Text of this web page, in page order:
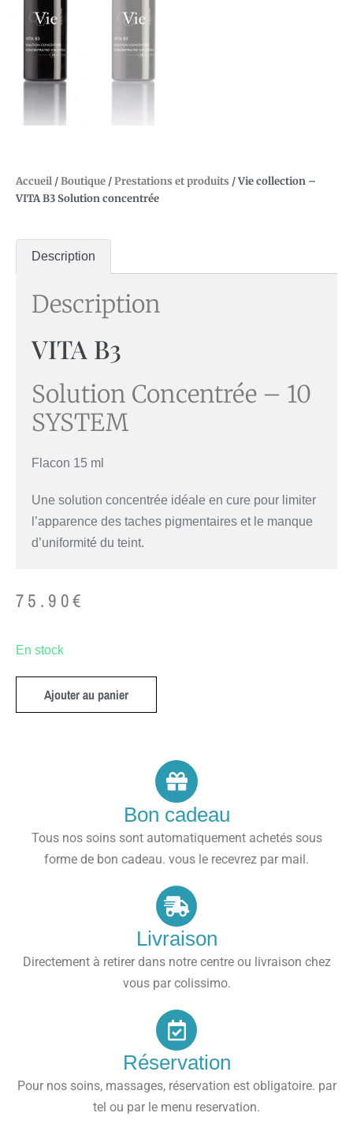
Accueil /Boutique /Prestations et produits / Vie collection –
VITA B3 Solution concentrée
Description
Description
VITA B3
Solution Concentrée – 10
SYSTEM
Flacon 15 ml
Une solution concentrée idéale en cure pour limiter
l’apparence des taches pigmentaires et le manque
d’uniformité du teint.
75.90€
En stock
Ajouter au panier
Bon cadeau
Tous nos soins sont automatiquement achetés sous
forme de bon cadeau. vous le recevrez par mail.
Livraison
Directement à retirer dans notre centre ou livraison chez
vous par colissimo.
Réservation
Pour nos soins, massages, réservation est obligatoire. par
tel ou par le menu reservation.